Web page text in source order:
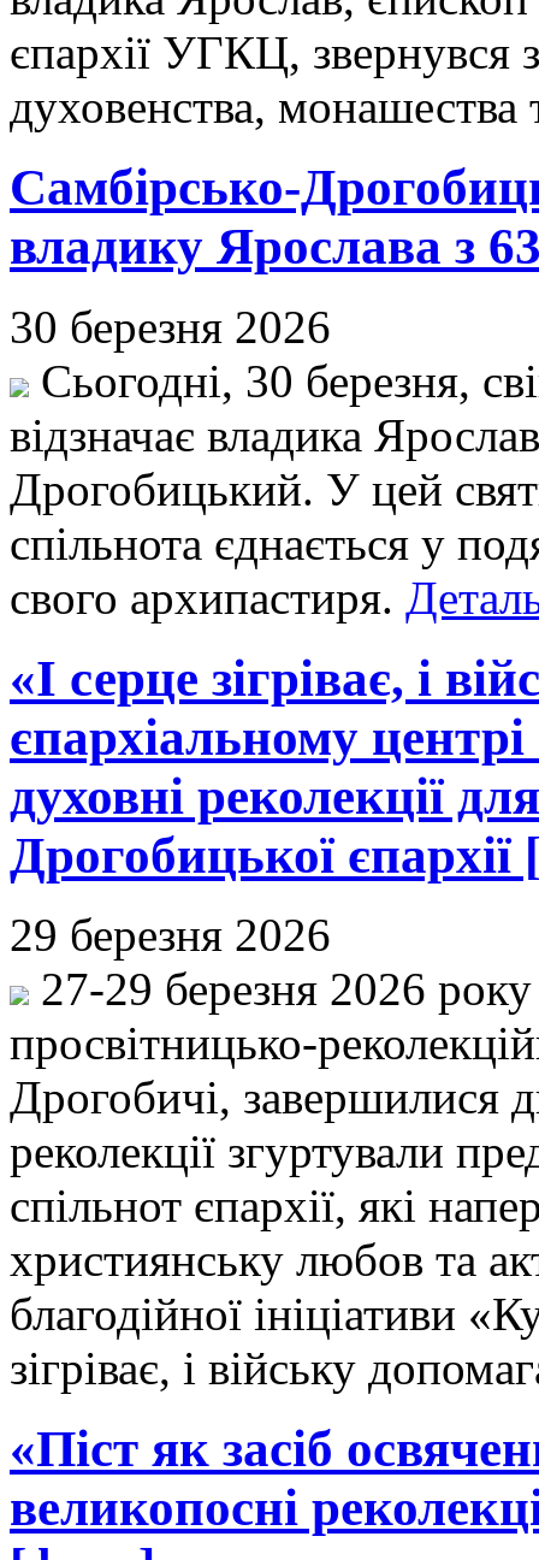
єпархії УГКЦ, звернувся
духовенства, монашества
Самбірсько-
владику Ярослава з
30 березня 2026
Сьогодні, 30 березня,
відзначає владика
Дрогобицький. У цей
спільнота єднається у
свого архипастиря.
«І серце зігріває, і
єпархіальному
духовні реколекції
Дрогобицької єпархії
29 березня 2026
27-29 березня 2026
просвітницько-
Дрогобичі, завершилися
реколекції згуртували
спільнот єпархії, які
християнську любов та
благодійної ініціативи
зігріває, і війську
«Піст як засіб
великопосні